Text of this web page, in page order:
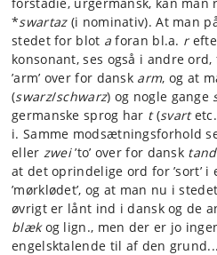
*swartaz(i nominativ). At man
stedet for blot a foran bl.a. r
konsonant, ses også i andre
’arm’ over for dansk arm, og at
(swarz/schwarz) og nogle gange
germanske sprog har t(svart
i. Samme modsætningsforhold
eller zwei’to’ over for dansk tand
at det oprindelige ord for ’sort’ i
’mørklødet’, og at man nu i
øvrigt er lånt ind i dansk og de
blækog lign., men der er jo
engelsktalende til af den grund...